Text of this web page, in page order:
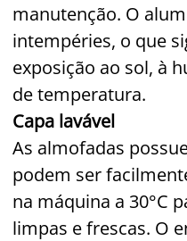
manutenção. O
intempéries, o que
exposição ao sol, à
de temperatura.
Capa lavável
As almofadas
podem ser
na máquina a 30°C
limpas e frescas. O